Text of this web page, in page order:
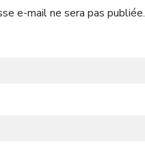
e-mail ne sera pas publiée.